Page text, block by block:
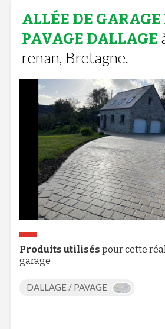
ALLÉE DE GARAGE
PAVAGE DALLAGE
renan, Bretagne.
Produits utilisés pour cette
garage
DALLAGE / PAVAGE